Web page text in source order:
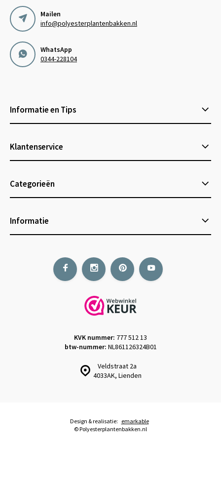
Mailen
info@polyesterplantenbakken.nl
WhatsApp
0344-228104
Informatie en Tips
Klantenservice
Categorieën
Informatie
Veldstraat 2a
4033AK, Lienden
KVK nummer: 777 512 13
btw-nummer: NL861126324B01
© Polyesterplantenbakken.nl
Design & realisatie: emarkable